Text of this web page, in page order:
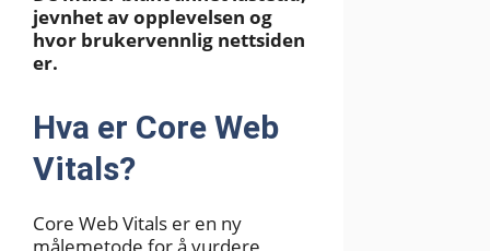
jevnhet av opplevelsen og
hvor brukervennlig nettsiden
er.
Hva er Core Web
Vitals?
Core Web Vitals er en ny